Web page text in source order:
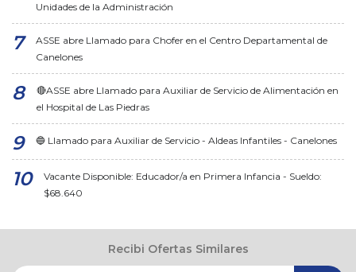
Unidades de la Administración
ASSE abre Llamado para Chofer en el Centro Departamental de
Canelones
🔴ASSE abre Llamado para Auxiliar de Servicio de Alimentación en
el Hospital de Las Piedras
🔵 Llamado para Auxiliar de Servicio - Aldeas Infantiles - Canelones
Vacante Disponible: Educador/a en Primera Infancia - Sueldo:
$68.640
Recibi Ofertas Similares